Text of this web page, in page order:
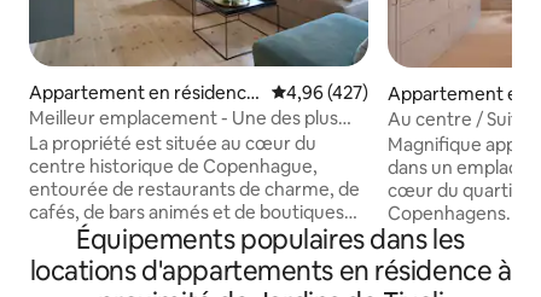
Appartement en résidence
⋅ Copenhague
Évaluation moyenne sur la
4,96 (427)
Meilleur emplacement - Une des plus
grandes salles de bain de CPH
La propriété est située au cœur du
centre historique de Copenhague,
entourée de restaurants de charme, de
cafés, de bars animés et de boutiques
uniques. Juste au coin de la rue se
trouvent les magnifiques jardins du
château de Rosenborg, parfaits pour
Appartement en
⋅ Copenhague
Au centre / Suite
d'art
Magnifique
dans un
cœur du quartier
Copenhagens. Votre propre « maison de
ville » avec une
rue latérale calme. Un luxe haut
gamme réparti
Équipements populaires dans les
locations d'appartements en résidence à